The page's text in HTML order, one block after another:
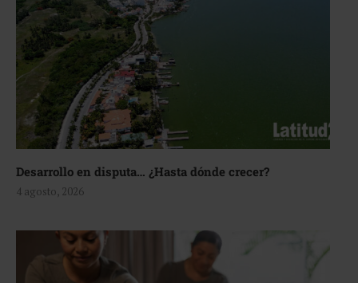
Desarrollo en disputa… ¿Hasta dónde crecer?
4 agosto, 2026